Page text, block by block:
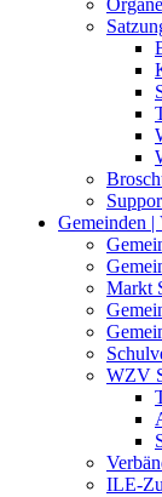
Organe
Gemeinden |
Markt
WZV
ILE-